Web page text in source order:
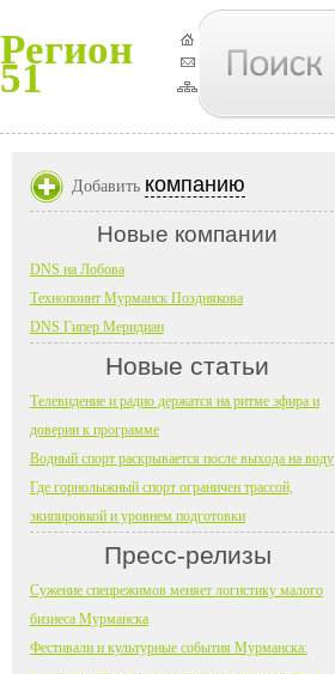
Регион
51
Добавить компанию
Новые компании
DNS на Лобова
Технопоинт Мурманск Позднякова
DNS Гипер Меридиан
Новые статьи
Телевидение и радио держатся на ритме эфира и
доверии к программе
Водный спорт раскрывается после выхода на воду
Где горнолыжный спорт ограничен трассой,
экипировкой и уровнем подготовки
Пресс-релизы
Сужение спецрежимов меняет логистику малого
бизнеса Мурманска
Фестивали и культурные события Мурманска: